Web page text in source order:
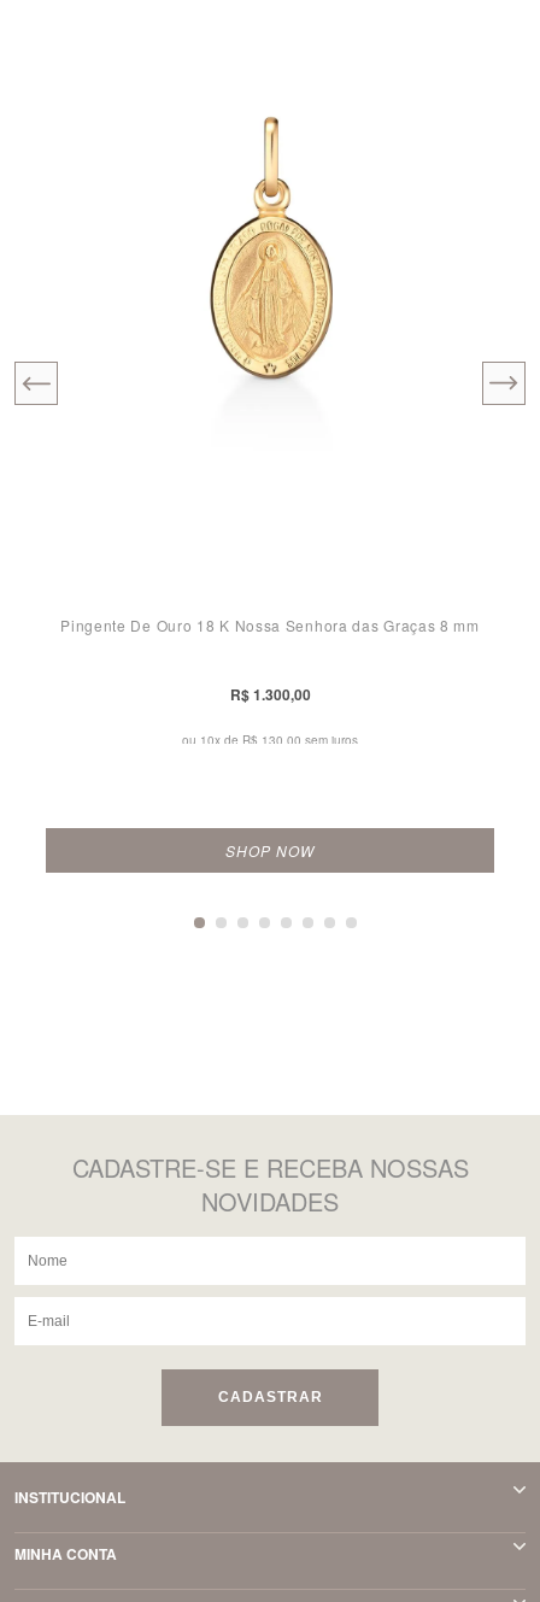
Pingente De Ouro 18 K Nossa Senhora das Graças 8 mm
R$ 1.300,00
ou 10x de R$ 130,00 sem juros
SHOP NOW
CADASTRE-SE E RECEBA NOSSAS
NOVIDADES
CADASTRAR
INSTITUCIONAL
MINHA CONTA